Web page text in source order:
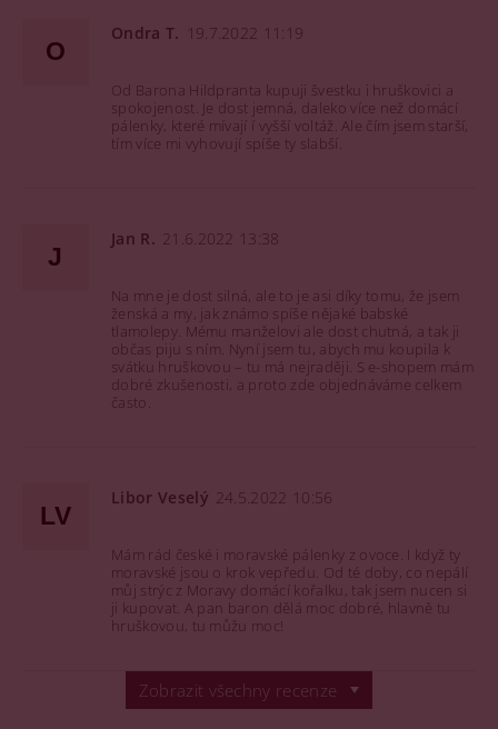
O
Ondra T. 19.7.2022 11:19
Od Barona Hildpranta kupuji švestku i hruškovici a
spokojenost. Je dost jemná, daleko více než domácí
pálenky, které mívají í vyšší voltáž. Ale čím jsem starší,
tím více mi vyhovují spíše ty slabší.
J
Jan R. 21.6.2022 13:38
Na mne je dost silná, ale to je asi díky tomu, že jsem
ženská a my, jak známo spíše nějaké babské
tlamolepy. Mému manželovi ale dost chutná, a tak ji
občas piju s ním. Nyní jsem tu, abych mu koupila k
svátku hruškovou – tu má nejraději. S e-shopem mám
dobré zkušenosti, a proto zde objednáváme celkem
často.
LV
Libor Veselý 24.5.2022 10:56
Mám rád české i moravské pálenky z ovoce. I když ty
moravské jsou o krok vepředu. Od té doby, co nepálí
můj strýc z Moravy domácí kořalku, tak jsem nucen si
ji kupovat. A pan baron dělá moc dobré, hlavně tu
hruškovou, tu můžu moc!
Zobrazit všechny recenze